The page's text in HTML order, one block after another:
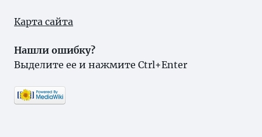
Карта сайта
Нашли ошибку?
Выделите ее и нажмите Ctrl+Enter